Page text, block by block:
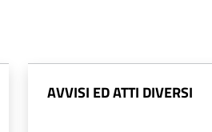
AVVISI ED ATTI DIVERSI